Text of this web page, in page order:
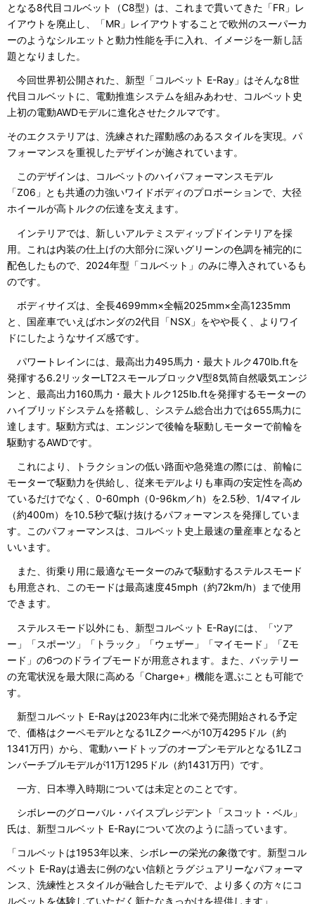
となる8代目コルベット（C8型）は、これまで貫いてきた「FR」レ
イアウトを廃止し、「MR」レイアウトすることで欧州のスーパーカ
ーのようなシルエットと動力性能を手に入れ、イメージを一新し話
題となりました。
今回世界初公開された、新型「コルベット E-Ray」はそんな8世
代目コルベットに、電動推進システムを組みあわせ、コルベット史
上初の電動AWDモデルに進化させたクルマです。
そのエクステリアは、洗練された躍動感のあるスタイルを実現。パ
フォーマンスを重視したデザインが施されています。
このデザインは、コルベットのハイパフォーマンスモデル
「Z06」とも共通の力強いワイドボディのプロポーションで、大径
ホイールが高トルクの伝達を支えます。
インテリアでは、新しいアルテミスディップドインテリアを採
用。これは内装の仕上げの大部分に深いグリーンの色調を補完的に
配色したもので、2024年型「コルベット」のみに導入されているも
のです。
ボディサイズは、全長4699mm×全幅2025mm×全高1235mm
と、国産車でいえばホンダの2代目「NSX」をやや長く、よりワイ
ドにしたようなサイズ感です。
パワートレインには、最高出力495馬力・最大トルク470lb.ftを
発揮する6.2リッターLT2スモールブロックV型8気筒自然吸気エンジ
ンと、最高出力160馬力・最大トルク125lb.ftを発揮するモーターの
ハイブリッドシステムを搭載し、システム総合出力では655馬力に
達します。駆動方式は、エンジンで後輪を駆動しモーターで前輪を
駆動するAWDです。
これにより、トラクションの低い路面や急発進の際には、前輪に
モーターで駆動力を供給し、従来モデルよりも車両の安定性を高め
ているだけでなく、0-60mph（0-96km／h）を2.5秒、1/4マイル
（約400m）を10.5秒で駆け抜けるパフォーマンスを発揮していま
す。このパフォーマンスは、コルベット史上最速の量産車となると
いいます。
また、街乗り用に最適なモーターのみで駆動するステルスモード
も用意され、このモードは最高速度45mph（約72km/h）まで使用
できます。
ステルスモード以外にも、新型コルベット E-Rayには、「ツア
ー」「スポーツ」「トラック」「ウェザー」「マイモード」「Zモ
ード」の6つのドライブモードが用意されます。また、バッテリー
の充電状況を最大限に高める「Charge+」機能を選ぶことも可能で
す。
新型コルベット E-Rayは2023年内に北米で発売開始される予定
で、価格はクーペモデルとなる1LZクーペが10万4295ドル（約
1341万円）から、電動ハードトップのオープンモデルとなる1LZコ
ンバーチブルモデルが11万1295ドル（約1431万円）です。
一方、日本導入時期については未定とのことです。
シボレーのグローバル・バイスプレジデント「スコット・ベル」
氏は、新型コルベット E-Rayについて次のように語っています。
「コルベットは1953年以来、シボレーの栄光の象徴です。新型コル
ベット E-Rayは過去に例のない信頼とラグジュアリーなパフォーマ
ンス、洗練性とスタイルが融合したモデルで、より多くの方々にコ
ルベットを体験していただく新たなきっかけを提供します」